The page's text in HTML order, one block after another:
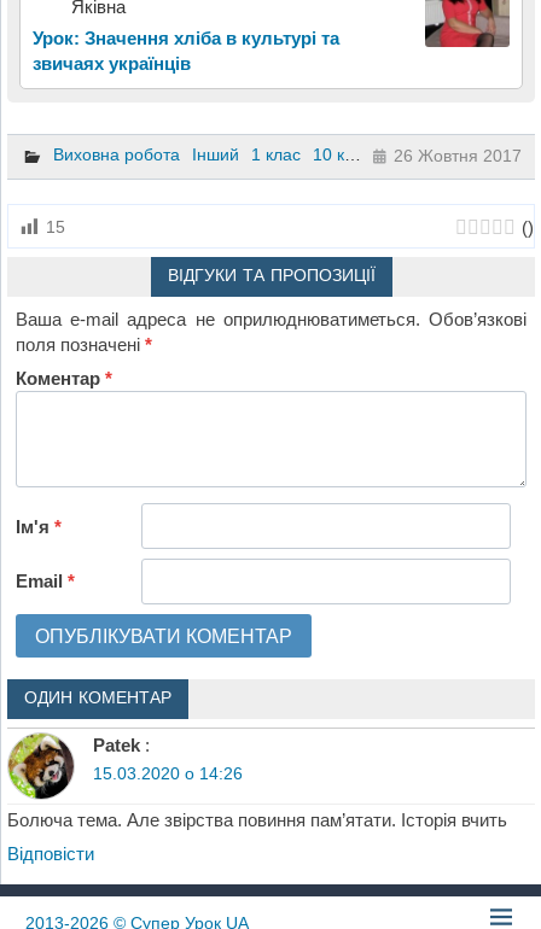
Яківна
Урок: Значення хліба в культурі та
звичаях українців
Виховна робота Інший 1 клас 10 клас 11 клас 2 клас 3
26 Жовтня 2017
15 ()
ВІДГУКИ ТА ПРОПОЗИЦІЇ
Ваша e-mail адреса не оприлюднюватиметься. Обов’язкові
поля позначені*
Коментар*
Ім'я*
Email*
ОДИН КОМЕНТАР
Patek :
15.03.2020 о 14:26
Болюча тема. Але звірства повиння пам’ятати. Історія вчить
Відповіcти
2013-2026 © Супер Урок UA